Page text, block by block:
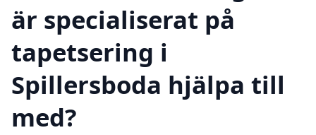
är specialiserat på
tapetsering i
Spillersboda hjälpa till
med?